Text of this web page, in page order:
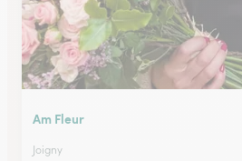
Am Fleur
Joigny